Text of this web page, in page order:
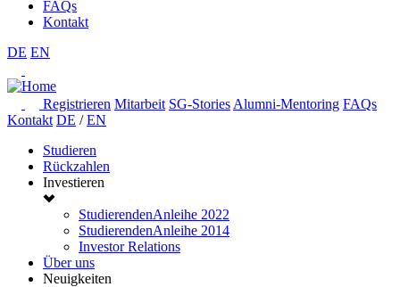
FAQs
Kontakt
DE EN
Registrieren Mitarbeit SG-Stories Alumni-Mentoring FAQs
Kontakt DE / EN
Studieren
Rückzahlen
Investieren
StudierendenAnleihe 2022
StudierendenAnleihe 2014
Investor Relations
Über uns
Neuigkeiten